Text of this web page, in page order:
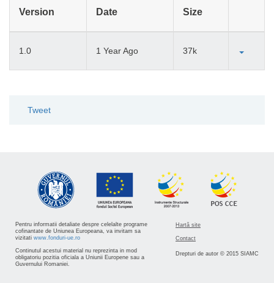
Version Date Size
1.0 1 Year Ago 37k
Tweet
Pentru informatii detaliate despre celelalte programe
cofinantate de Uniunea Europeana, va invitam sa
vizitati www.fonduri-ue.ro
Continutul acestui material nu reprezinta in mod
obligatoriu pozitia oficiala a Uniunii Europene sau a
Guvernului Romaniei.
Hartă site
Contact
Drepturi de autor © 2015 SIAMC